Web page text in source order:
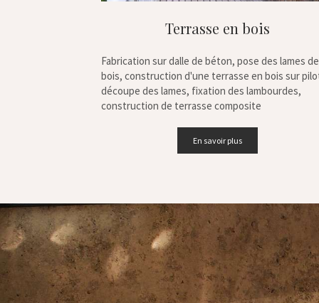
Terrasse en bois
Fabrication sur dalle de béton, pose des lames de
bois, construction d'une terrasse en bois sur
découpe des lames, fixation des lambourdes,
construction de terrasse composite
En savoir plus